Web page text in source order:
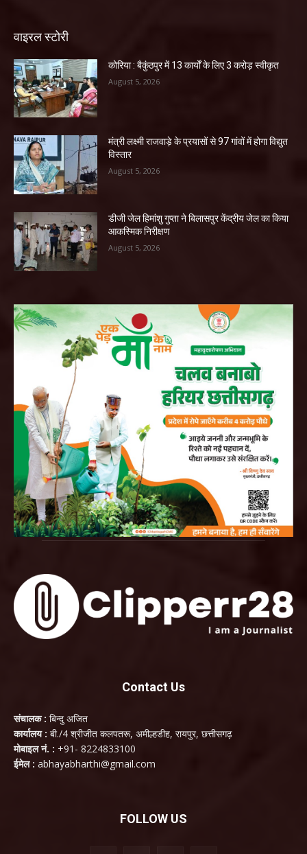
वाइरल स्टोरी
कोरिया : बैकुंठपुर में 13 कार्यों के लिए 3 करोड़ स्वीकृत
August 5, 2026
मंत्री लक्ष्मी राजवाड़े के प्रयासों से 97 गांवों में होगा विद्युत
विस्तार
August 5, 2026
डीजी जेल हिमांशु गुप्ता ने बिलासपुर केंद्रीय जेल का किया
आकस्मिक निरीक्षण
August 5, 2026
Contact Us
संचालक : बिन्दु अजित
कार्यालय : बी./4 श्रीजीत कलपतरू, अमील्हडीह, रायपुर, छत्तीसगढ़
मोबाइल नं. : +91- 8224833100
ईमेल : abhayabharthi@gmail.com
FOLLOW US